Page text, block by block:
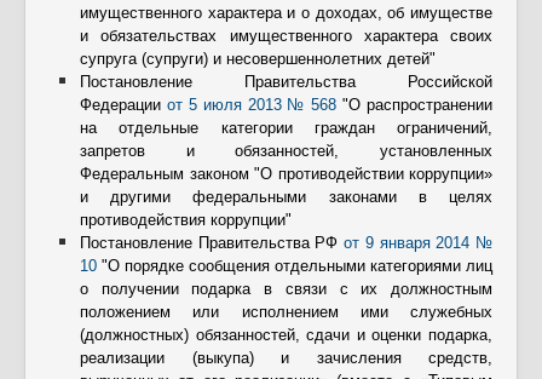
имущественного характера и о доходах, об имуществе
и обязательствах имущественного характера своих
супруга (супруги) и несовершеннолетних детей"
Постановление Правительства Российской
Федерации от 5 июля 2013 № 568 "О распространении
на отдельные категории граждан ограничений,
запретов и обязанностей, установленных
Федеральным законом "О противодействии коррупции»
и другими федеральными законами в целях
противодействия коррупции"
Постановление Правительства РФот 9 января 2014 №
10 "О порядке сообщения отдельными категориями лиц
о получении подарка в связи с их должностным
положением или исполнением ими служебных
(должностных) обязанностей, сдачи и оценки подарка,
реализации (выкупа) и зачисления средств,